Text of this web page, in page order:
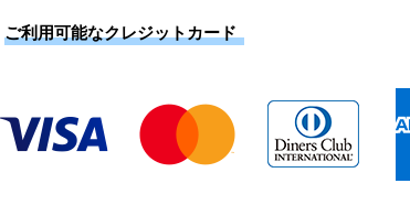
ご利用可能なクレジットカード